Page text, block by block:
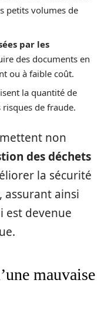
petits volumes de
par les
des documents en
ou à faible coût.
la quantité de
de fraude.
non
des déchets
la sécurité
assurant ainsi
est devenue
mauvaise